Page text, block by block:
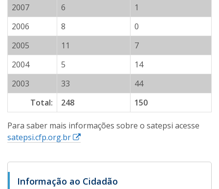
2007
6
1
2006
8
0
2005
11
7
2004
5
14
2003
33
44
Total:
248 150
Para saber mais informações sobre o satepsi acesse
satepsi.cfp.org.br
E
s
Informação ao Cidadão